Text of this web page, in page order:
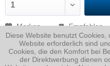
Merken Empfehlen
Artikel-Nr.:
Diese Website benutzt
Website erforderlich sind
Cookies, die den Komfort bei
der Direktwerbung dienen